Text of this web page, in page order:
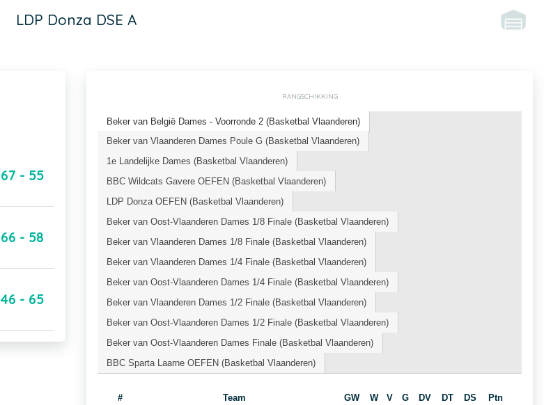
LDP Donza DSE A
67 - 55
66 - 58
46 - 65
RANGSCHIKKING
Beker van België Dames - Voorronde 2 (Basketbal Vlaanderen)
Beker van Vlaanderen Dames Poule G (Basketbal Vlaanderen)
1e Landelijke Dames (Basketbal Vlaanderen)
BBC Wildcats Gavere OEFEN (Basketbal Vlaanderen)
LDP Donza OEFEN (Basketbal Vlaanderen)
Beker van Oost-Vlaanderen Dames 1/8 Finale (Basketbal Vlaanderen)
Beker van Vlaanderen Dames 1/8 Finale (Basketbal Vlaanderen)
Beker van Vlaanderen Dames 1/4 Finale (Basketbal Vlaanderen)
Beker van Oost-Vlaanderen Dames 1/4 Finale (Basketbal Vlaanderen)
Beker van Vlaanderen Dames 1/2 Finale (Basketbal Vlaanderen)
Beker van Oost-Vlaanderen Dames 1/2 Finale (Basketbal Vlaanderen)
Beker van Oost-Vlaanderen Dames Finale (Basketbal Vlaanderen)
BBC Sparta Laarne OEFEN (Basketbal Vlaanderen)
# Team GW W V G DV DT DS Ptn